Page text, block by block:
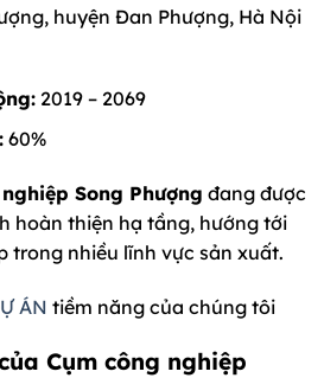
huyện Đan Phượng, Hà Nội
2019 – 2069
60%
Song Phượng đang được
hoàn thiện hạ tầng, hướng tới
trong nhiều lĩnh vực sản xuất.
ÁN tiềm năng của chúng tôi
Cụm công nghiệp